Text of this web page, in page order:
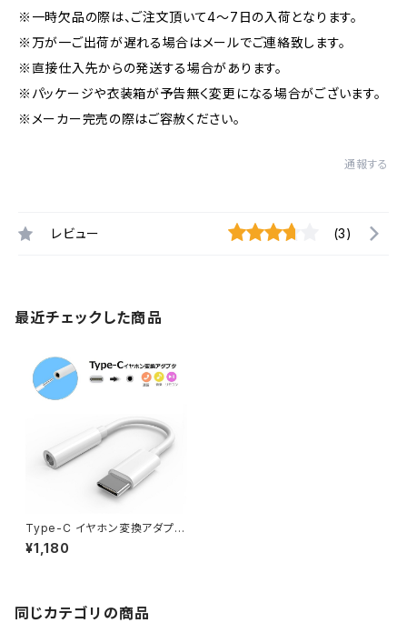
※一時欠品の際は、ご注文頂いて4～7日の入荷となります。
※万が一ご出荷が遅れる場合はメールでご連絡致します。
※直接仕入先からの発送する場合があります。
※パッケージや衣装箱が予告無く変更になる場合がございます。
※メーカー完売の際はご容赦ください。
通報する
レビュー (3)
最近チェックした商品
Type-C イヤホン変換アダプタ
Type C to 3.5MM イヤホン変
換ケーブル イヤホンジャック A
Huawei Samsung Pixel6 Pi
xel5 コンパクト 音声通話/音量
¥1,180
同じカテゴリの商品